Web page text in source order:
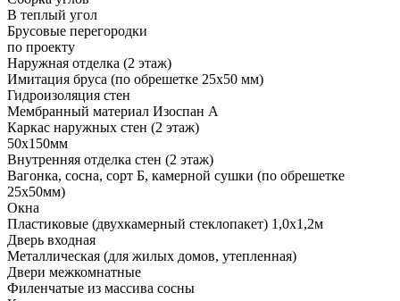
В теплый угол
Брусовые перегородки
по проекту
Наружная отделка (2 этаж)
Имитация бруса (по обрешетке 25х50 мм)
Гидроизоляция стен
Мембранный материал Изоспан А
Каркас наружных стен (2 этаж)
50х150мм
Внутренняя отделка стен (2 этаж)
Вагонка, сосна, сорт Б, камерной сушки (по обрешетке
25х50мм)
Окна
Пластиковые (двухкамерный стеклопакет) 1,0х1,2м
Дверь входная
Металлическая (для жилых домов, утепленная)
Двери межкомнатные
Филенчатые из массива сосны